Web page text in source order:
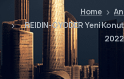
Home
REIDIN-GYODER Yeni
2022